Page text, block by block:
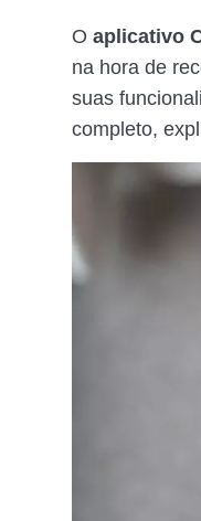
O aplicativo
na hora de
suas
completo,